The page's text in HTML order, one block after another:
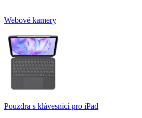
Webové kamery
Pouzdra s klávesnicí pro iPad